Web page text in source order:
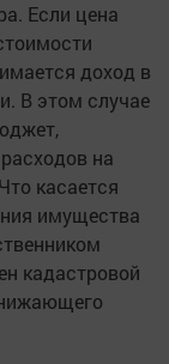
Если цена
доход в
В этом случае
на
касается
имущества
кадастровой